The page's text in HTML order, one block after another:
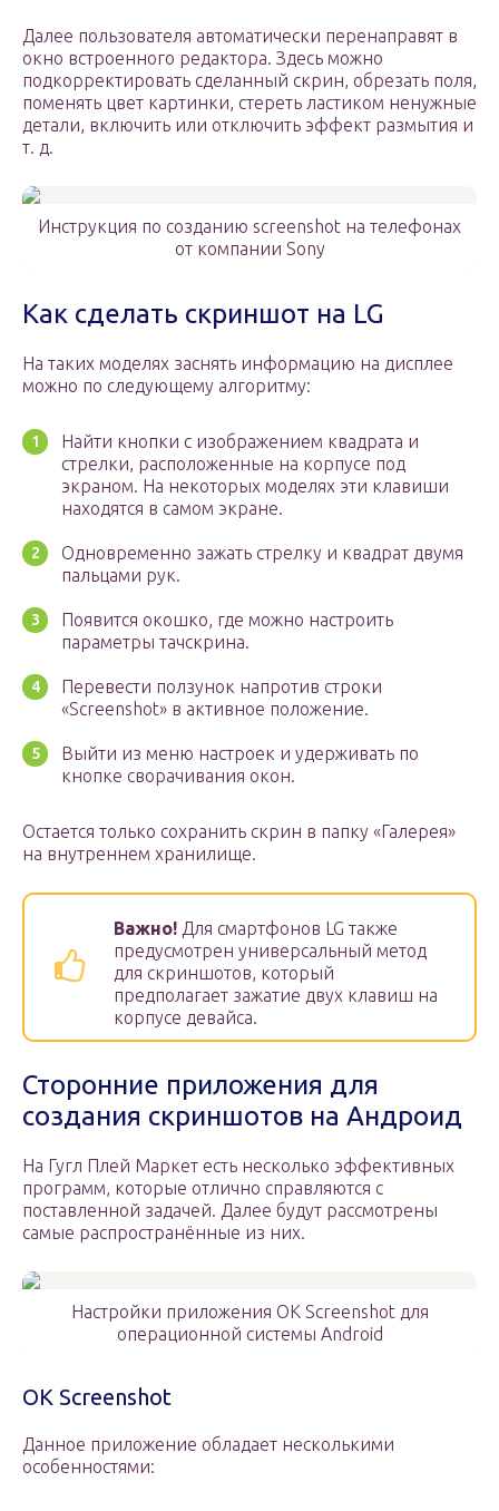
Далее пользователя автоматически перенаправят в
окно встроенного редактора. Здесь можно
подкорректировать сделанный скрин, обрезать поля,
поменять цвет картинки, стереть ластиком ненужные
детали, включить или отключить эффект размытия и
т. д.
Инструкция по созданию screenshot на телефонах
от компании Sony
Как сделать скриншот на LG
На таких моделях заснять информацию на дисплее
можно по следующему алгоритму:
Найти кнопки с изображением квадрата и
стрелки, расположенные на корпусе под
экраном. На некоторых моделях эти клавиши
находятся в самом экране.
Одновременно зажать стрелку и квадрат двумя
пальцами рук.
Появится окошко, где можно настроить
параметры тачскрина.
Перевести ползунок напротив строки
«Screenshot» в активное положение.
Выйти из меню настроек и удерживать по
кнопке сворачивания окон.
Остается только сохранить скрин в папку «Галерея»
на внутреннем хранилище.
Важно! Для смартфонов LG также
предусмотрен универсальный метод
для скриншотов, который
предполагает зажатие двух клавиш на
корпусе девайса.
Сторонние приложения для
создания скриншотов на Андроид
На Гугл Плей Маркет есть несколько эффективных
программ, которые отлично справляются с
поставленной задачей. Далее будут рассмотрены
самые распространённые из них.
Настройки приложения OK Screenshot для
операционной системы Android
OK Screenshot
Данное приложение обладает несколькими
особенностями: